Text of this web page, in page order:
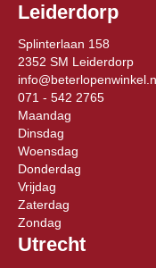
Leiderdorp
Splinterlaan 158
2352 SM Leiderdorp
071 - 542 2765
Maandag
Dinsdag
Woensdag
Donderdag
Vrijdag
Zaterdag
Zondag
Utrecht